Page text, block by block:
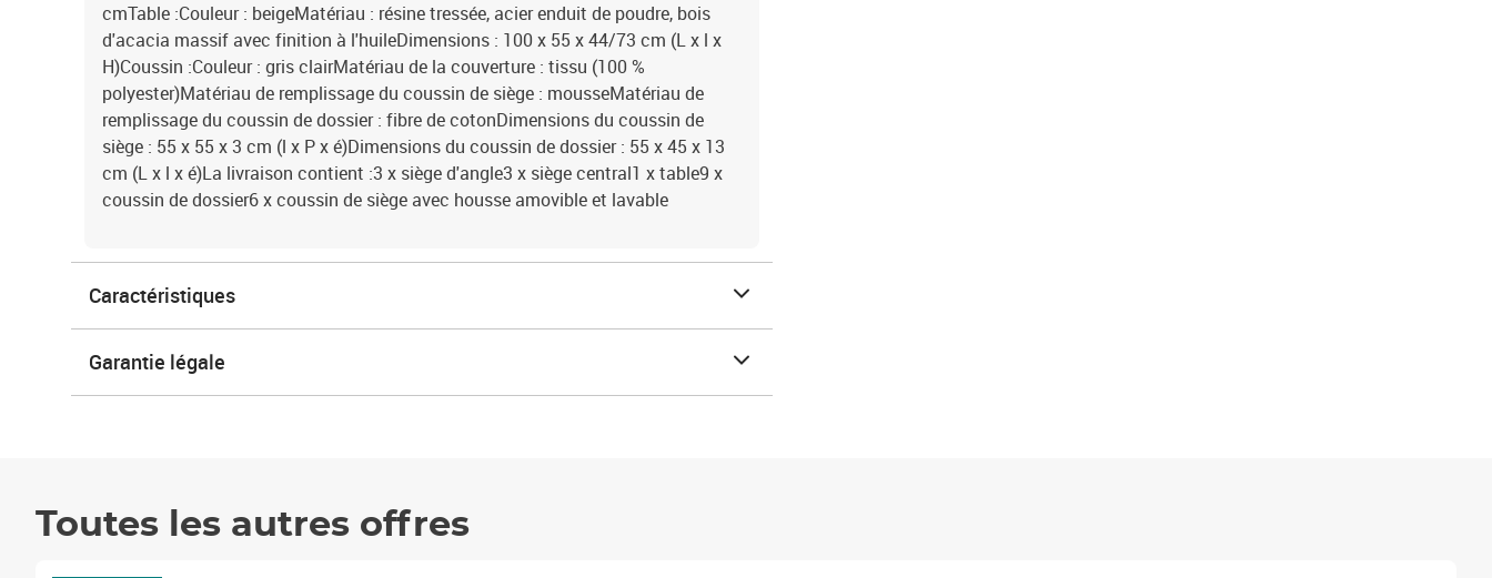
cmTable :Couleur : beigeMatériau : résine tressée, acier enduit de poudre, bois
d'acacia massif avec finition à l'huileDimensions : 100 x 55 x 44/73 cm (L x l x
H)Coussin :Couleur : gris clairMatériau de la couverture : tissu (100 %
polyester)Matériau de remplissage du coussin de siège : mousseMatériau de
remplissage du coussin de dossier : fibre de cotonDimensions du coussin de
siège : 55 x 55 x 3 cm (l x P x é)Dimensions du coussin de dossier : 55 x 45 x 13
cm (L x l x é)La livraison contient :3 x siège d'angle3 x siège central1 x table9 x
coussin de dossier6 x coussin de siège avec housse amovible et lavable
Caractéristiques
Garantie légale
Toutes les autres offres